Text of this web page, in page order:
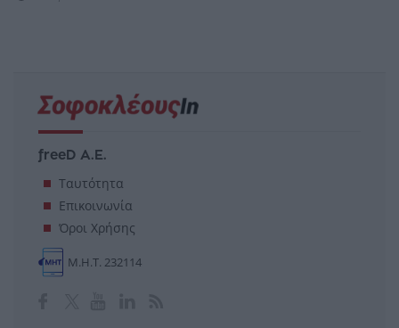
freeD Α.Ε.
Ταυτότητα
Επικοινωνία
Όροι Χρήσης